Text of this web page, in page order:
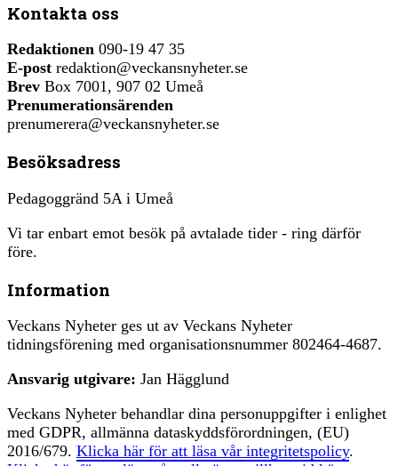
Kontakta oss
Redaktionen 090-19 47 35
E-post redaktion@veckansnyheter.se
Brev Box 7001, 907 02 Umeå
Prenumerationsärenden
prenumerera@veckansnyheter.se
Besöksadress
Pedagoggränd 5A i Umeå
Vi tar enbart emot besök på avtalade tider - ring därför
före.
Information
Veckans Nyheter ges ut av Veckans Nyheter
tidningsförening med organisationsnummer 802464-4687.
Ansvarig utgivare: Jan Hägglund
Veckans Nyheter behandlar dina personuppgifter i enlighet
med GDPR, allmänna dataskyddsförordningen, (EU)
2016/679. Klicka här för att läsa vår integritetspolicy.